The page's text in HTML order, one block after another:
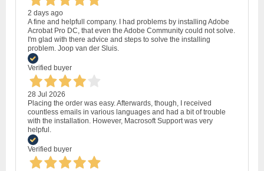
2 days ago
A fine and helpfull company. I had problems by installing Adobe
Acrobat Pro DC, that even the Adobe Community could not solve.
I'm glad with there advice and steps to solve the installing
problem. Joop van der Sluis.
Verified buyer
28 Jul 2026
Placing the order was easy. Afterwards, though, I received
countless emails in various languages and had a bit of trouble
with the installation. However, Macrosoft Support was very
helpful.
Verified buyer